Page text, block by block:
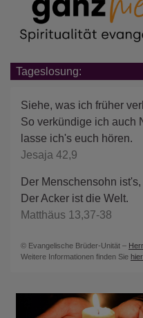
Tageslosung:
Siehe, was ich früher
So verkündige ich auch
lasse ich's euch hören.
Jesaja 42,9
Der Menschensohn
Der Acker ist die Welt.
Matthäus 13,37-38
© Evangelische Brüder-Unität –
Weitere Informationen finden Sie hier